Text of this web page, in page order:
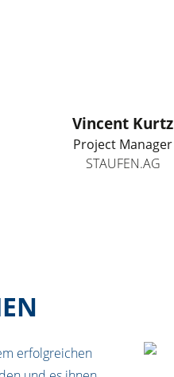
Vincent Kurtz
Project Manager
STAUFEN.AG
erfolgreichen